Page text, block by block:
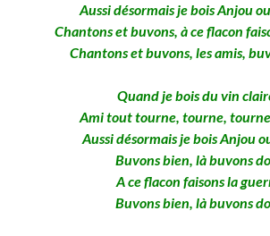
Aussi désormais je bois Anjou
Chantons et buvons, à ce flacon
Chantons et buvons, les amis,
Quand je bois du vin
Ami tout tourne, tourne,
Aussi désormais je bois Anjou
Buvons bien, là buvons
A ce flacon faisons la
Buvons bien, là buvons